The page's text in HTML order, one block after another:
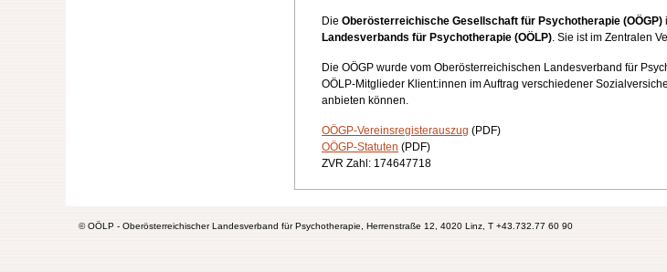
DieOberösterreichische Gesellschaft für Psychotherapie (OÖGP)
Landesverbands für Psychotherapie (OÖLP). Sie ist im Zentralen
Die OÖGP wurde vom Oberösterreichischen Landesverband für
OÖLP-Mitglieder Klient:innen im Auftrag verschiedener
anbieten können.
OÖGP-Vereinsregisterauszug (PDF)
OÖGP-Statuten (PDF)
ZVR Zahl: 174647718
© OÖLP - Oberösterreichischer Landesverband für Psychotherapie, Herrenstraße 12, 4020 Linz, T +43.732.77 60 90